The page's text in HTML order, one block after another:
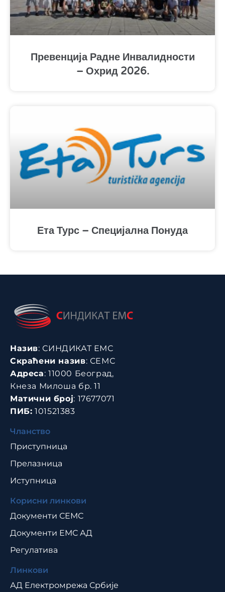
Превенција Радне Инвалидности
– Охрид 2026.
Ета Турс – Специјална Понуда
Назив: СИНДИКАТ ЕМС
Скраћени назив: СЕМС
Адреса: 11000 Београд,
Кнеза Милоша бр. 11
Матични број: 17677071
ПИБ: 101521383
Чланство
Приступница
Прелазница
Иступница
Корисни линкови
Документи СЕМС
Документи ЕМС АД
Регулатива
Линкови
АД Електромрежа Србије